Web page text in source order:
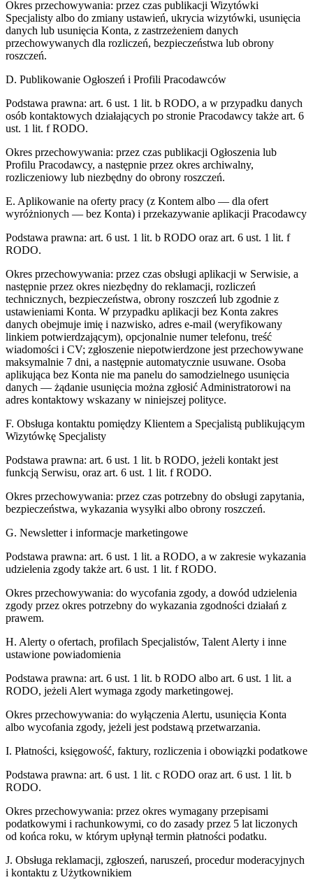
Okres przechowywania: przez czas publikacji Wizytówki
Specjalisty albo do zmiany ustawień, ukrycia wizytówki, usunięcia
danych lub usunięcia Konta, z zastrzeżeniem danych
przechowywanych dla rozliczeń, bezpieczeństwa lub obrony
roszczeń.
D. Publikowanie Ogłoszeń i Profili Pracodawców
Podstawa prawna: art. 6 ust. 1 lit. b RODO, a w przypadku danych
osób kontaktowych działających po stronie Pracodawcy także art. 6
ust. 1 lit. f RODO.
Okres przechowywania: przez czas publikacji Ogłoszenia lub
Profilu Pracodawcy, a następnie przez okres archiwalny,
rozliczeniowy lub niezbędny do obrony roszczeń.
E. Aplikowanie na oferty pracy (z Kontem albo — dla ofert
wyróżnionych — bez Konta) i przekazywanie aplikacji Pracodawcy
Podstawa prawna: art. 6 ust. 1 lit. b RODO oraz art. 6 ust. 1 lit. f
RODO.
Okres przechowywania: przez czas obsługi aplikacji w Serwisie, a
następnie przez okres niezbędny do reklamacji, rozliczeń
technicznych, bezpieczeństwa, obrony roszczeń lub zgodnie z
ustawieniami Konta. W przypadku aplikacji bez Konta zakres
danych obejmuje imię i nazwisko, adres e-mail (weryfikowany
linkiem potwierdzającym), opcjonalnie numer telefonu, treść
wiadomości i CV; zgłoszenie niepotwierdzone jest przechowywane
maksymalnie 7 dni, a następnie automatycznie usuwane. Osoba
aplikująca bez Konta nie ma panelu do samodzielnego usunięcia
danych — żądanie usunięcia można zgłosić Administratorowi na
adres kontaktowy wskazany w niniejszej polityce.
F. Obsługa kontaktu pomiędzy Klientem a Specjalistą publikującym
Wizytówkę Specjalisty
Podstawa prawna: art. 6 ust. 1 lit. b RODO, jeżeli kontakt jest
funkcją Serwisu, oraz art. 6 ust. 1 lit. f RODO.
Okres przechowywania: przez czas potrzebny do obsługi zapytania,
bezpieczeństwa, wykazania wysyłki albo obrony roszczeń.
G. Newsletter i informacje marketingowe
Podstawa prawna: art. 6 ust. 1 lit. a RODO, a w zakresie wykazania
udzielenia zgody także art. 6 ust. 1 lit. f RODO.
Okres przechowywania: do wycofania zgody, a dowód udzielenia
zgody przez okres potrzebny do wykazania zgodności działań z
prawem.
H. Alerty o ofertach, profilach Specjalistów, Talent Alerty i inne
ustawione powiadomienia
Podstawa prawna: art. 6 ust. 1 lit. b RODO albo art. 6 ust. 1 lit. a
RODO, jeżeli Alert wymaga zgody marketingowej.
Okres przechowywania: do wyłączenia Alertu, usunięcia Konta
albo wycofania zgody, jeżeli jest podstawą przetwarzania.
I. Płatności, księgowość, faktury, rozliczenia i obowiązki podatkowe
Podstawa prawna: art. 6 ust. 1 lit. c RODO oraz art. 6 ust. 1 lit. b
RODO.
Okres przechowywania: przez okres wymagany przepisami
podatkowymi i rachunkowymi, co do zasady przez 5 lat liczonych
od końca roku, w którym upłynął termin płatności podatku.
J. Obsługa reklamacji, zgłoszeń, naruszeń, procedur moderacyjnych
i kontaktu z Użytkownikiem